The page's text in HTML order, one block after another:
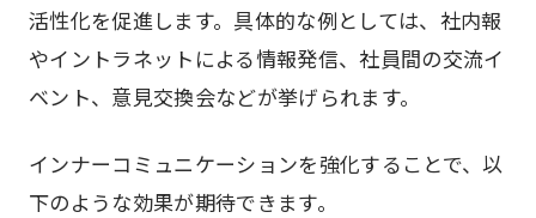
活性化を促進します。具体的な例としては、社内報
やイントラネットによる情報発信、社員間の交流イ
ベント、意見交換会などが挙げられます。
インナーコミュニケーションを強化することで、以
下のような効果が期待できます。